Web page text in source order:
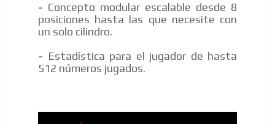
- Concepto modular escalable desde 8
posiciones hasta las que necesite con
un solo cilindro.
- Estadística para el jugador de hasta
512 números jugados.